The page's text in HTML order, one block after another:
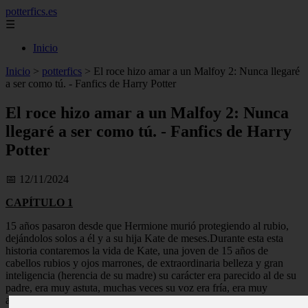
potterfics.es
☰
Inicio
Inicio > potterfics > El roce hizo amar a un Malfoy 2: Nunca llegaré
a ser como tú. - Fanfics de Harry Potter
El roce hizo amar a un Malfoy 2: Nunca
llegaré a ser como tú. - Fanfics de Harry
Potter
📅 12/11/2024
CAPÍTULO 1
15 años pasaron desde que Hermione murió protegiendo al rubio,
dejándolos solos a él y a su hija Kate de meses.Durante esta esta
historia contaremos la vida de Kate, una joven de 15 años de
cabellos rubios y ojos marrones, de extraordinaria belleza y gran
inteligencia (herencia de su madre) su carácter era parecido al de su
padre, era muy astuta, muchas veces su voz era fría, era muy
arrogante y creída, pero lo que la diferenciaba era su lado más dulce,